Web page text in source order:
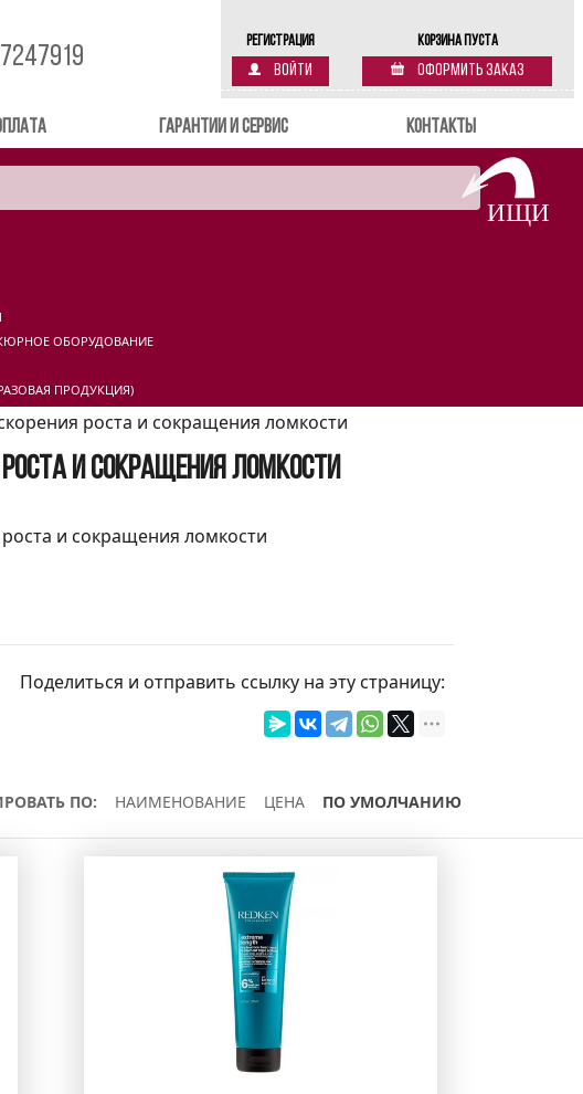
Регистрация
Войти
Корзина пуста
Оформить заказ
Гарантии и сервис Контакты
ОБОРУДОВАНИЕ
ПРОДУКЦИЯ)
роста и сокращения ломкости
и сокращения ломкости
и сокращения ломкости
Поделиться и отправить ссылку на эту страницу:
ПО: НАИМЕНОВАНИЕ ЦЕНА ПО УМОЛЧАНИЮ